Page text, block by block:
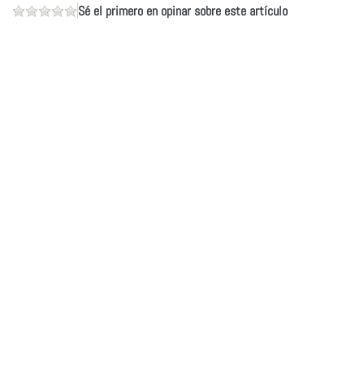
Sé el primero en opinar sobre este artículo